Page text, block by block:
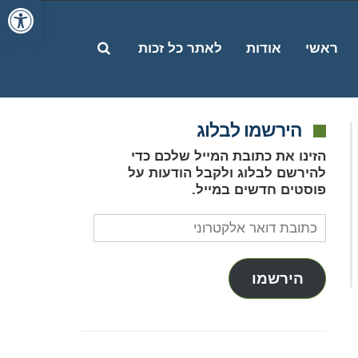
פתח
ראשי אודות לאתר כל זכות פתח
הירשמו לבלוג
הזינו את כתובת המייל שלכם כדי
להירשם לבלוג ולקבל הודעות על
פוסטים חדשים במייל.
כתובת
דואר
אלקטרוני
הירשמו